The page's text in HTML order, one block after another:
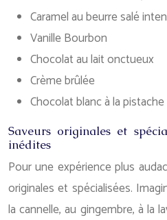
Caramel au beurre salé
Vanille Bourbon
Chocolat au lait onctueux
Crème brûlée
Chocolat blanc à la pistache
Saveurs originales et
inédites
Pour une expérience plus
originales et spécialisées.
la cannelle, au gingembre, à la